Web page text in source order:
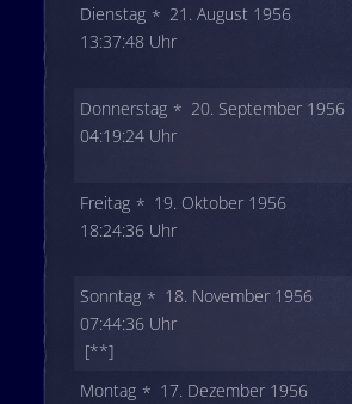
Dienstag
21. August 1956
13:37:48 Uhr
Donnerstag
20. September 1956
04:19:24 Uhr
Freitag
19. Oktober 1956
18:24:36 Uhr
Sonntag
18. November 1956
07:44:36 Uhr
[**]
Montag
17. Dezember 1956